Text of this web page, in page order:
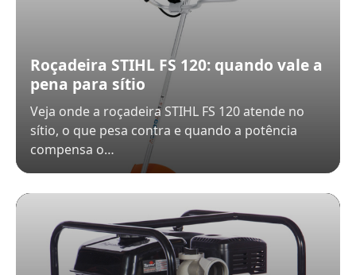
Roçadeira STIHL FS 120: quando vale a
pena para sítio
Veja onde a roçadeira STIHL FS 120 atende no
sítio, o que pesa contra e quando a potência
compensa o…